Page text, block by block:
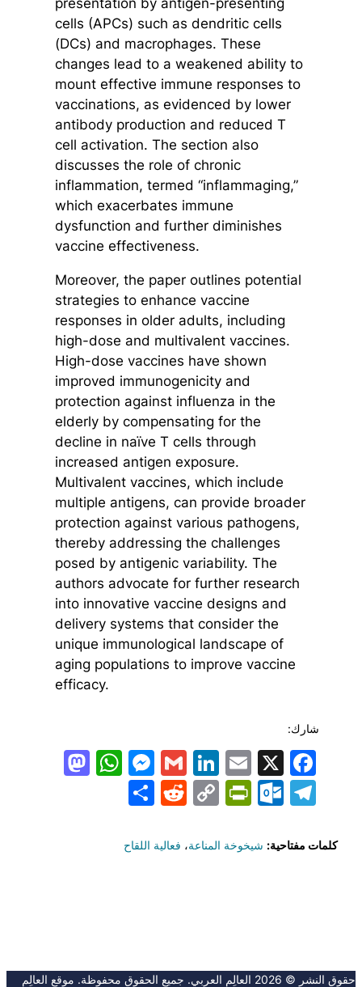
cells (APCs) such as dendritic cells
(DCs) and macrophages. These
changes lead to a weakened ability to
mount effective immune responses to
vaccinations, as evidenced by lower
antibody production and reduced T
cell activation. The section also
discusses the role of chronic
inflammation, termed “inflammaging,”
which exacerbates immune
dysfunction and further diminishes
vaccine effectiveness.
Moreover, the paper outlines potential
strategies to enhance vaccine
responses in older adults, including
high-dose and multivalent vaccines.
High-dose vaccines have shown
improved immunogenicity and
protection against influenza in the
elderly by compensating for the
decline in naïve T cells through
increased antigen exposure.
Multivalent vaccines, which include
multiple antigens, can provide broader
protection against various pathogens,
thereby addressing the challenges
posed by antigenic variability. The
authors advocate for further research
into innovative vaccine designs and
delivery systems that consider the
unique immunological landscape of
aging populations to improve vaccine
efficacy.
شارك:
Facebook
X
Email
LinkedIn
Gmail
Telegram
Outlook.com
PrintFriendly
Copy
Reddit
Share
كلمات مفتاحية: شيخوخة المناعة، فعالية اللقاح
حقوق النشر © 2026 العالِم العربي. جميع الحقوق محفوظة. موقع العالِم